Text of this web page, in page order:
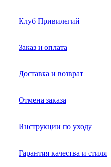
Клуб Привилегий
Заказ и оплата
Доставка и возврат
Отмена заказа
Инструкции по уходу
Гарантия качества и стиля